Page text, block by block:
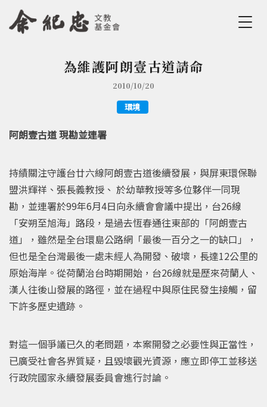
Jump to Navigation
Jump to Main content
為維護阿朗壹古道請命
2010/10/20
環境
阿朗壹古道 現勘並連署
持績關注守護台廿六線阿朗壹古道後續發展，與屏東環保聯
盟洪輝祥、張長義教授、 於幼華教授等多位夥伴一同現
勘，並連署於99年6月4日向永續會會議中提出，台26線
「安朔至旭海」路段，是過去恆春通往東部的「阿朗壹古
道」，雖然是全台環島公路網「最後一百分之一的缺口」，
但也是全台灣最後一處未經人為開發、破壞，長達12公里的
原始海岸。從荷蘭治台時期開始，台26線就是歷來荷蘭人、
漢人往後山發展的路徑，並在過程中與原住民發生接觸，留
下許多歷史遺跡。
對這一個爭議已久的老問題，本案開發之必要性與正當性，
已廣受社會各界質疑，且毀壞觀光資源，應立即停工並移送
行政院國家永續發展委員會進行討論。